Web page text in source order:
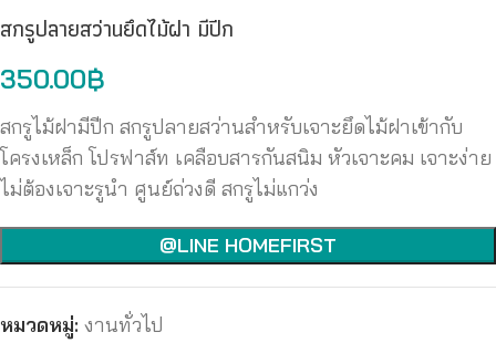
สกรูปลายสว่านยึดไม้ฝา มีปีก
350.00฿
สกรูไม้ฝามีปีก สกรูปลายสว่านสำหรับเจาะยึดไม้ฝาเข้ากับ
โครงเหล็ก โปรฟาส์ท เคลือบสารกันสนิม หัวเจาะคม เจาะง่าย
ไม่ต้องเจาะรูนำ ศูนย์ถ่วงดี สกรูไม่แกว่ง
@LINE HOMEFIRST
หมวดหมู่: งานทั่วไป